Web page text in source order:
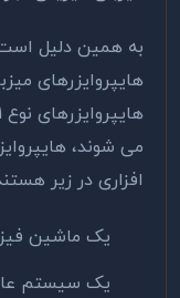
هایپروایزرهای
می شوند،
افزاری در زیر
یک ماشین
یک سیستم